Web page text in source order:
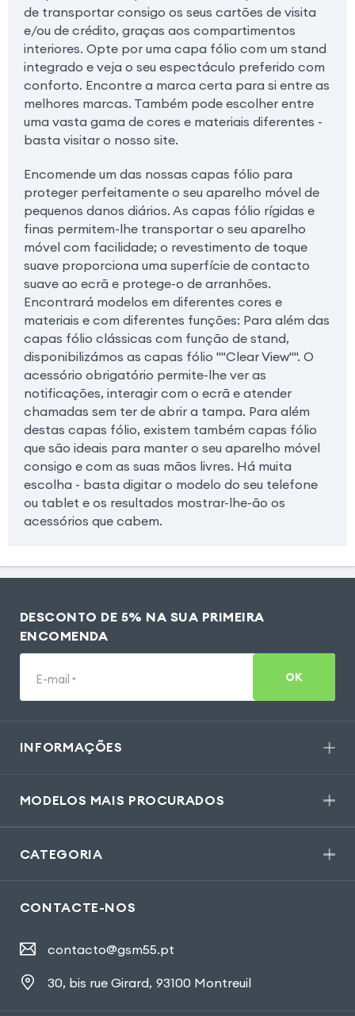
de transportar consigo os seus cartões de visita
e/ou de crédito, graças aos compartimentos
interiores. Opte por uma capa fólio com um stand
integrado e veja o seu espectáculo preferido com
conforto. Encontre a marca certa para si entre as
melhores marcas. Também pode escolher entre
uma vasta gama de cores e materiais diferentes -
basta visitar o nosso site.
Encomende um das nossas capas fólio para
proteger perfeitamente o seu aparelho móvel de
pequenos danos diários. As capas fólio rígidas e
finas permitem-lhe transportar o seu aparelho
móvel com facilidade; o revestimento de toque
suave proporciona uma superfície de contacto
suave ao ecrã e protege-o de arranhões.
Encontrará modelos em diferentes cores e
materiais e com diferentes funções: Para além das
capas fólio clássicas com função de stand,
disponibilizámos as capas fólio ""Clear View"". O
acessório obrigatório permite-lhe ver as
notificações, interagir com o ecrã e atender
chamadas sem ter de abrir a tampa. Para além
destas capas fólio, existem também capas fólio
que são ideais para manter o seu aparelho móvel
consigo e com as suas mãos livres. Há muita
escolha - basta digitar o modelo do seu telefone
ou tablet e os resultados mostrar-lhe-ão os
acessórios que cabem.
DESCONTO DE 5% NA SUA PRIMEIRA
ENCOMENDA
E-mail * OK
INFORMAÇÕES
MODELOS MAIS PROCURADOS
CATEGORIA
CONTACTE-NOS
contacto@gsm55.pt
30, bis rue Girard, 93100 Montreuil